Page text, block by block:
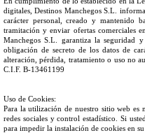
digitales, Destinos Manchegos S.L.
carácter personal, creado y mantenido
tramitación y enviar ofertas comerciales
Manchegos S.L. garantiza la seguridad
obligación de secreto de los datos de
alteración, pérdida, tratamiento o uso no
C.I.F. B-13461199
Uso de Cookies:
Para la utilización de nuestro sitio web es
redes sociales y control estadístico. Si
para impedir la instalación de cookies en su